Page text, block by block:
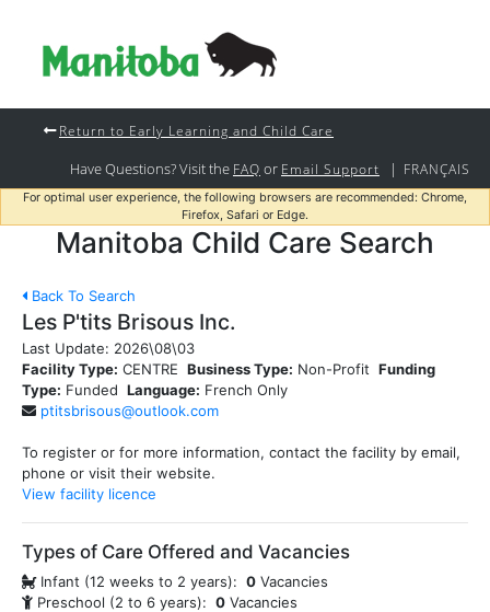
Return to Early Learning and Child Care
Have Questions? Visit the FAQ or Email Support | FRANÇAIS
For optimal user experience, the following browsers are recommended: Chrome,
Firefox, Safari or Edge.
Manitoba Child Care Search
Back To Search
Les P'tits Brisous Inc.
Last Update: 2026\08\03
Facility Type: CENTRE Business Type: Non-Profit Funding
Type: Funded Language: French Only
ptitsbrisous@outlook.com
To register or for more information, contact the facility by email,
phone or visit their website.
View facility licence
Types of Care Offered and Vacancies
Infant (12 weeks to 2 years): 0 Vacancies
Preschool (2 to 6 years): 0 Vacancies